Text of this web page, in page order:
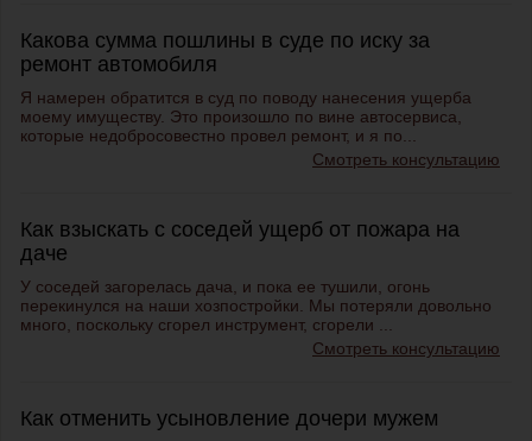
Какова сумма пошлины в суде по иску за
ремонт автомобиля
Я намерен обратится в суд по поводу нанесения ущерба
моему имуществу. Это произошло по вине автосервиса,
которые недобросовестно провел ремонт, и я по...
Смотреть консультацию
Как взыскать с соседей ущерб от пожара на
даче
У соседей загорелась дача, и пока ее тушили, огонь
перекинулся на наши хозпостройки. Мы потеряли довольно
много, поскольку сгорел инструмент, сгорели ...
Смотреть консультацию
Как отменить усыновление дочери мужем